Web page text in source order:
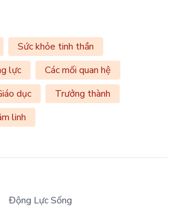
Sức khỏe tinh thần
lực
Các mối quan hệ
dục
Trưởng thành
linh
Động Lực Sống